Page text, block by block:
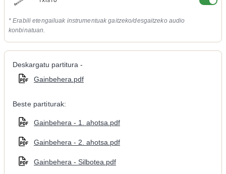
* Erabili etengailuak instrumentuak gaitzeko/desgaitzeko audio
konbinatuan.
Deskargatu partitura -
Gainbehera.pdf
Beste partiturak:
Gainbehera - 1. ahotsa.pdf
Gainbehera - 2. ahotsa.pdf
Gainbehera - Silbotea.pdf